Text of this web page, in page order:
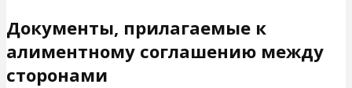
Документы, прилагаемые к
алиментному соглашению между
сторонами